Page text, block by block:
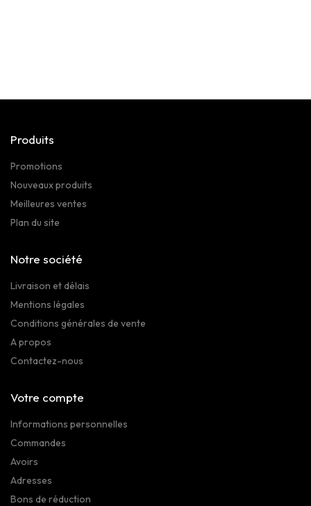
Produits
Promotions
Nouveaux produits
Meilleures ventes
Plan du site
Notre société
Livraison et délais
Mentions légales
Conditions générales de vente
A propos
Contactez-nous
Votre compte
Informations personnelles
Commandes
Avoirs
Adresses
Bons de réduction